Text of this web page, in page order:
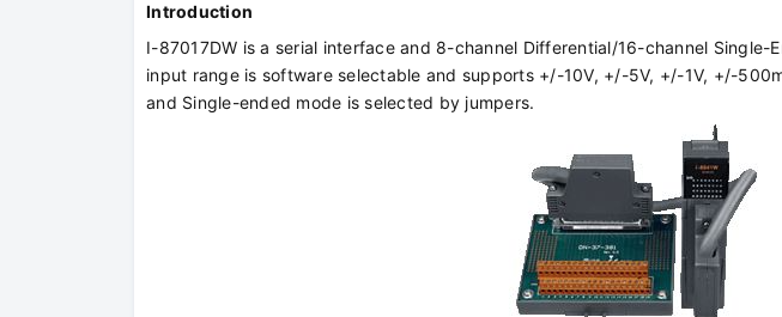
Introduction
I-87017DW is a serial interface and 8-channel Differential/16-channel Single-
input range is software selectable and supports +/-10V, +/-5V, +/-1V, +/-
and Single-ended mode is selected by jumpers.